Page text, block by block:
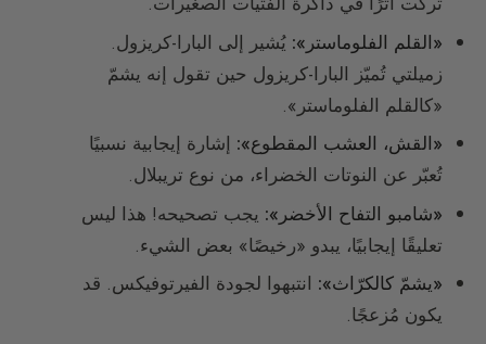
«القلم الفلوماستر»: يُشير إلى البارا-كريزول.
زميلتي تُميّز البارا-كريزول حين تقول إنه يشمّ
«كالقلم الفلوماستر».
«القش، العشب المقطوع»: إشارة إيجابية نسبيًا
تُعبّر عن النوتات الخضراء، من نوع تريبلال.
«شامبو التفاح الأخضر»: يجب تصحيحه! هذا ليس
تعليقًا إيجابيًا، يبدو «رخيصًا» بعض الشيء.
«يشمّ كالكرّاث»: انتبهوا لجودة الفيرتوفيكس. قد
يكون مُزعجًا.